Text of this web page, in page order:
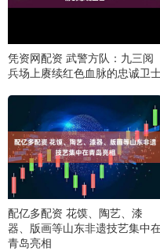
凭资网配资 武警方队：九三阅
兵场上赓续红色血脉的忠诚卫
配亿多配资 花馍、陶艺、漆
器、版画等山东非遗技艺集中
青岛亮相